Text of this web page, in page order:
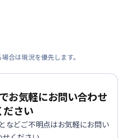
合は現況を優先します。
お気軽にお問い合わせ
ださい
などご不明点はお気軽にお問い